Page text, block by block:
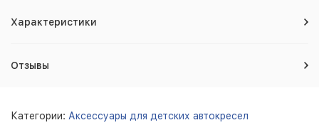
Характеристики
Отзывы
Категории: Аксессуары для детских автокресел